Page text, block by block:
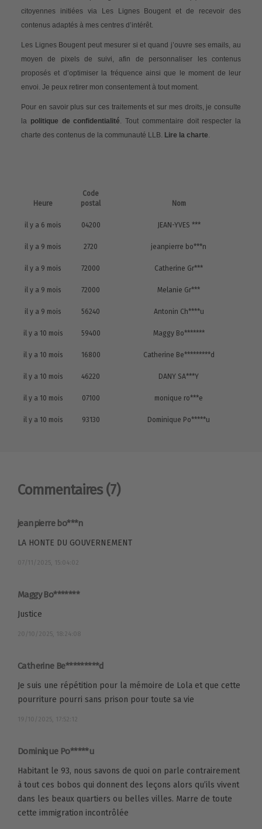
citoyennes initiées via Les Lignes Bougent et de recevoir des
contenus adaptés à mes centres d’intérêt.
Les Lignes Bougent peut mesurer si et quand j’ouvre ses emails, au
moyen de pixels de suivi, afin de personnaliser les contenus
proposés et d’optimiser la fréquence ainsi que le moment de leur
envoi. Je peux retirer mon consentement à tout moment.
Pour en savoir plus sur ces traitements et sur mes droits, je consulte
la politique de confidentialité. Tout commentaire doit respecter la
charte des contenus de la communauté LLB. Lire la charte.
Heure
Code
postal
Nom
il y a 6 mois 04200 JEAN-YVES ***
il y a 9 mois 2720 jeanpierre bo***n
il y a 9 mois 72000 Catherine Gr***
il y a 9 mois 72000 Melanie Gr***
il y a 9 mois 56240 Antonin Ch****u
il y a 10 mois 59400 Maggy Bo*******
il y a 10 mois 16800 Catherine Be*********d
il y a 10 mois 46220 DANY SA***Y
il y a 10 mois 07100 monique ro***e
il y a 10 mois 93130 Dominique Po*****u
Commentaires (7)
jeanpierre bo***n
LA HONTE DU GOUVERNEMENT
07/11/2025, 15:04:02
Maggy Bo*******
Justice
20/10/2025, 18:24:08
Catherine Be*********d
Je suis une répétition pour la mémoire de Lola et que cette
pourriture pourri sans prison pour toute sa vie
19/10/2025, 17:52:12
Dominique Po*****u
Habitant le 93, nous savons de quoi on parle contrairement
à tout ces bobos qui donnent des leçons alors qu’ils vivent
dans les beaux quartiers ou belles villes. Marre de toute
cette immigration incontrôlée